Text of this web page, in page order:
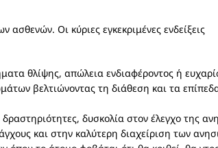
Οι κύριες εγκεκριμένες ενδείξεις
θλίψης, απώλεια ενδιαφέροντος ή
βελτιώνοντας τη διάθεση και τα
δυσκολία στον έλεγχο της
και στην καλύτερη διαχείριση των